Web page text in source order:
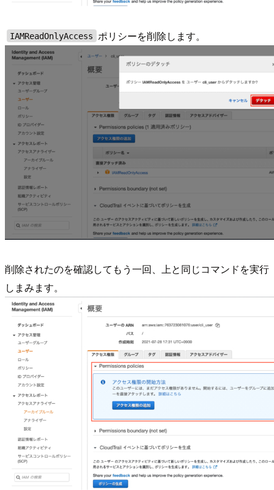
IAMReadOnlyAccess ポリシーを削除します。
削除されたのを確認してもう一回、上と同じコマンドを実行
しまみます。